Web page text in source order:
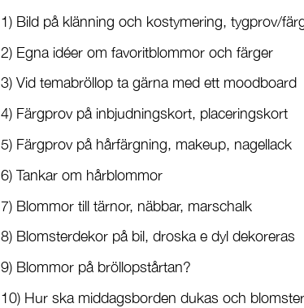
1) Bild på klänning och kostymering, tygprov/
2) Egna idéer om favoritblommor och färger
3) Vid temabröllop ta gärna med ett moodboard
4) Färgprov på inbjudningskort, placeringskort
5) Färgprov på hårfärgning, makeup, nagellack
6) Tankar om hårblommor
7) Blommor till tärnor, näbbar, marschalk
8) Blomsterdekor på bil, droska e dyl dekoreras
9) Blommor på bröllopstårtan?
10) Hur ska middagsborden dukas och